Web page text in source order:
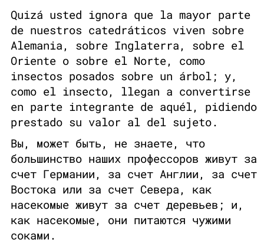
Quizá usted ignora que la mayor parte
de nuestros catedráticos viven sobre
Alemania, sobre Inglaterra, sobre el
Oriente o sobre el Norte, como
insectos posados sobre un árbol; y,
como el insecto, llegan a convertirse
en parte integrante de aquél, pidiendo
prestado su valor al del sujeto.
Вы, может быть, не знаете, что
большинство наших профессоров живут за
счет Германии, за счет Англии, за счет
Востока или за счет Севера, как
насекомые живут за счет деревьев; и,
как насекомые, они питаются чужими
соками.